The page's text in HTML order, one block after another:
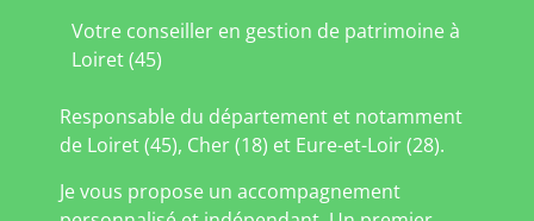
Votre conseiller en gestion de patrimoine à
Loiret (45)
Responsable du département et notamment
de Loiret (45), Cher (18) et Eure-et-Loir (28).
Je vous propose un accompagnement